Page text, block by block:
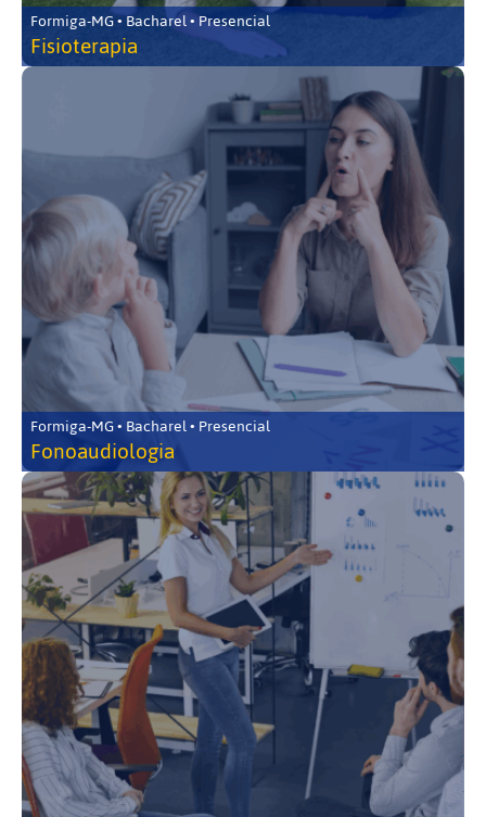
Formiga-MG • Bacharel • Presencial
Fisioterapia
Formiga-MG • Bacharel • Presencial
Fonoaudiologia